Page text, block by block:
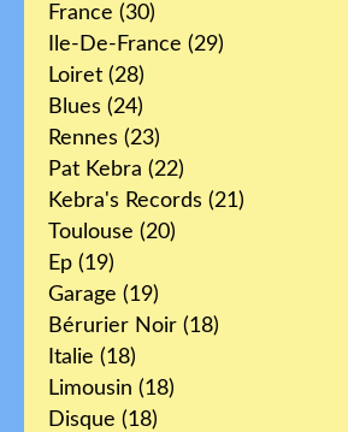
France (30)
Ile-De-France (29)
Loiret (28)
Blues (24)
Rennes (23)
Pat Kebra (22)
Kebra's Records (21)
Toulouse (20)
Ep (19)
Garage (19)
Bérurier Noir (18)
Italie (18)
Limousin (18)
Disque (18)